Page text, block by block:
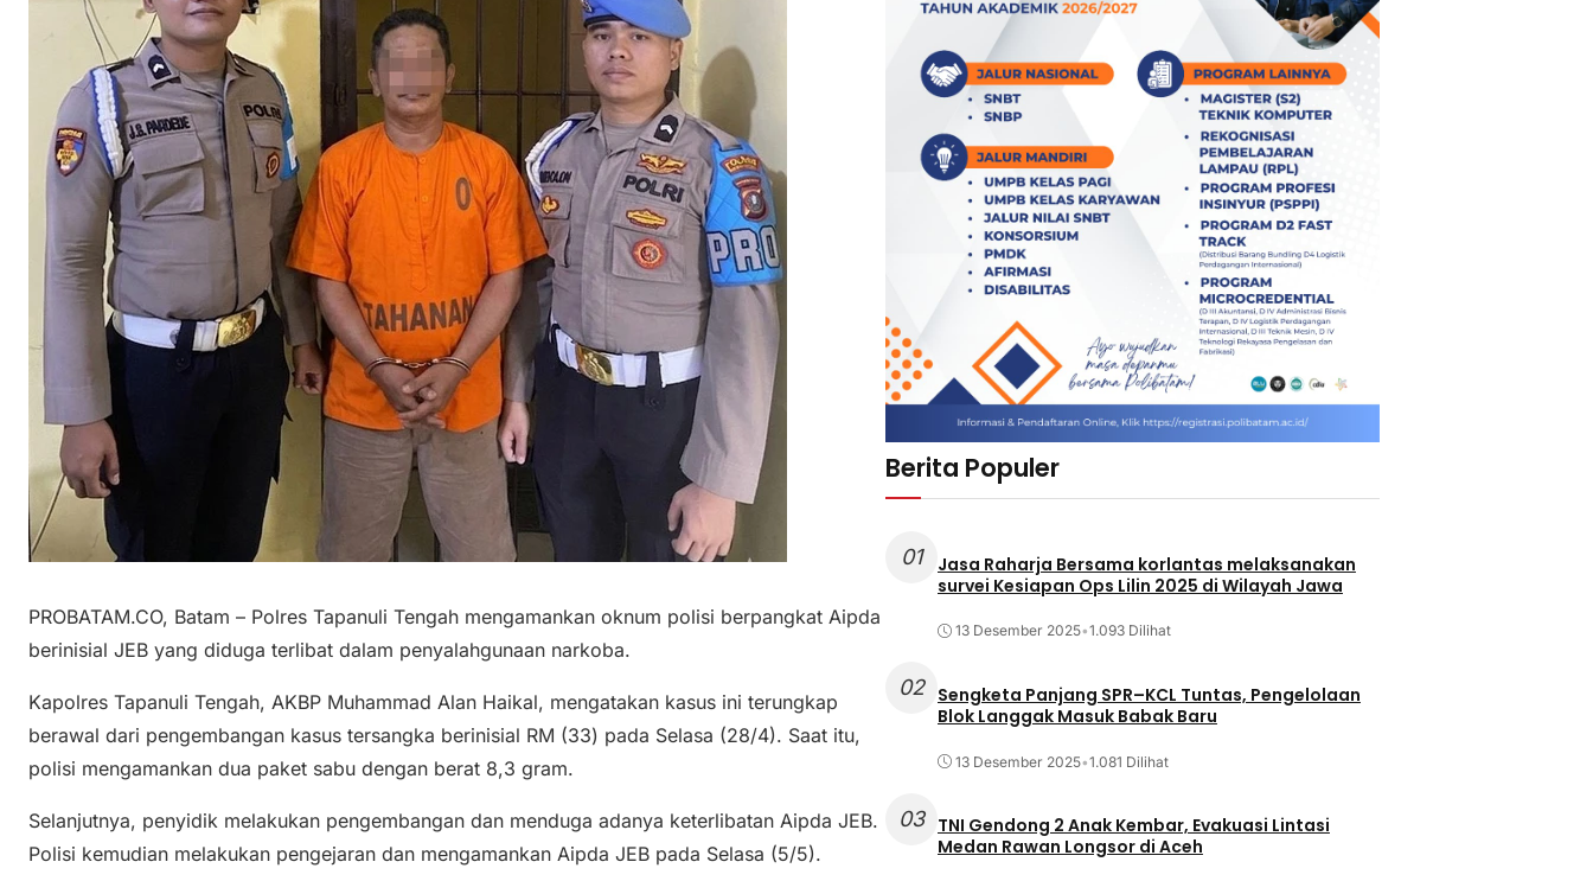
PROBATAM.CO, Batam – Polres Tapanuli Tengah mengamankan oknum polisi berpangkat Aipda
berinisial JEB yang diduga terlibat dalam penyalahgunaan narkoba.
Kapolres Tapanuli Tengah, AKBP Muhammad Alan Haikal, mengatakan kasus ini terungkap
berawal dari pengembangan kasus tersangka berinisial RM (33) pada Selasa (28/4). Saat itu,
polisi mengamankan dua paket sabu dengan berat 8,3 gram.
Selanjutnya, penyidik melakukan pengembangan dan menduga adanya keterlibatan Aipda JEB.
Polisi kemudian melakukan pengejaran dan mengamankan Aipda JEB pada Selasa (5/5).
Berita Populer
01
Jasa Raharja Bersama korlantas melaksanakan
survei Kesiapan Ops Lilin 2025 di Wilayah Jawa
13 Desember 2025•1.093 Dilihat
02
Sengketa Panjang SPR–KCL Tuntas, Pengelolaan
Blok Langgak Masuk Babak Baru
13 Desember 2025•1.081 Dilihat
03
TNI Gendong 2 Anak Kembar, Evakuasi Lintasi
Medan Rawan Longsor di Aceh